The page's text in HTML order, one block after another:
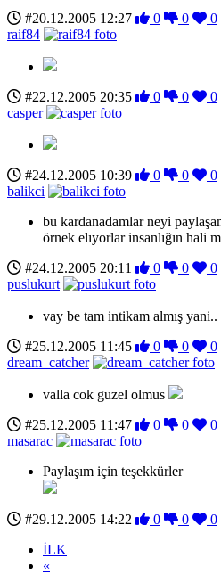
#20.12.2005 12:27
0 0
0
raif84
#22.12.2005 20:35 0 0
0
casper
#24.12.2005 10:39 0 0
0
balikci
bu kardanadamlar neyi
örnek elıyorlar insanlığın hali
#24.12.2005 20:11
0 0
0
puslukurt
vay be tam intikam almış yani..
#25.12.2005 11:45
0 0
0
dream_catcher
valla cok guzel olmus
#25.12.2005 11:47
0 0
0
masarac
Paylaşım için teşekkürler
#29.12.2005 14:22 0 0
0
İLK
«